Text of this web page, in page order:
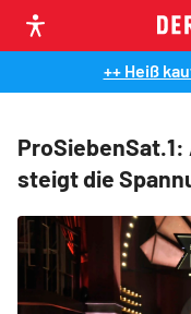
++ Heiß
steigt die